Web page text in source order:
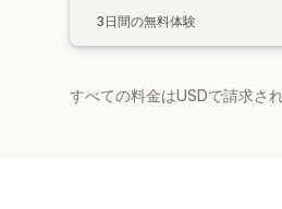
3日間の無料体験
すべての料金はUSDで請求さ